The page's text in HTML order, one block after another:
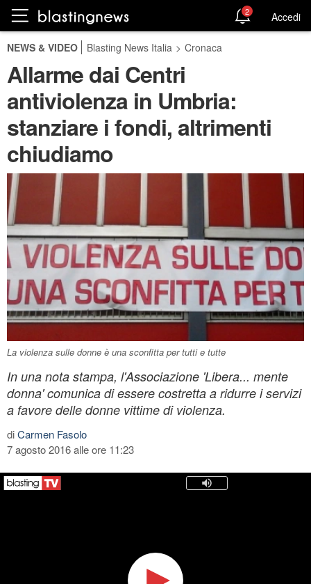
2 Accedi
NEWS & VIDEO Blasting News Italia > Cronaca
Allarme dai Centri
antiviolenza in Umbria:
stanziare i fondi, altrimenti
chiudiamo
La violenza sulle donne è una sconfitta per tutti e tutte
In una nota stampa, l'Associazione 'Libera... mente
donna' comunica di essere costretta a ridurre i servizi
a favore delle donne vittime di violenza.
diCarmen Fasolo
7 agosto 2016 alle ore 11:23